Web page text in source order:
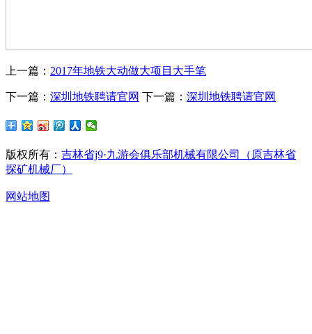
上一篇： 2017年地铁大动做大项目大手笔
下一篇： 深圳地铁聘请官网 下一篇： 深圳地铁聘请官网
版权所有： 吉林省j9·九游会俱乐部机械有限公司（原吉林省
探矿机械厂）
网站地图